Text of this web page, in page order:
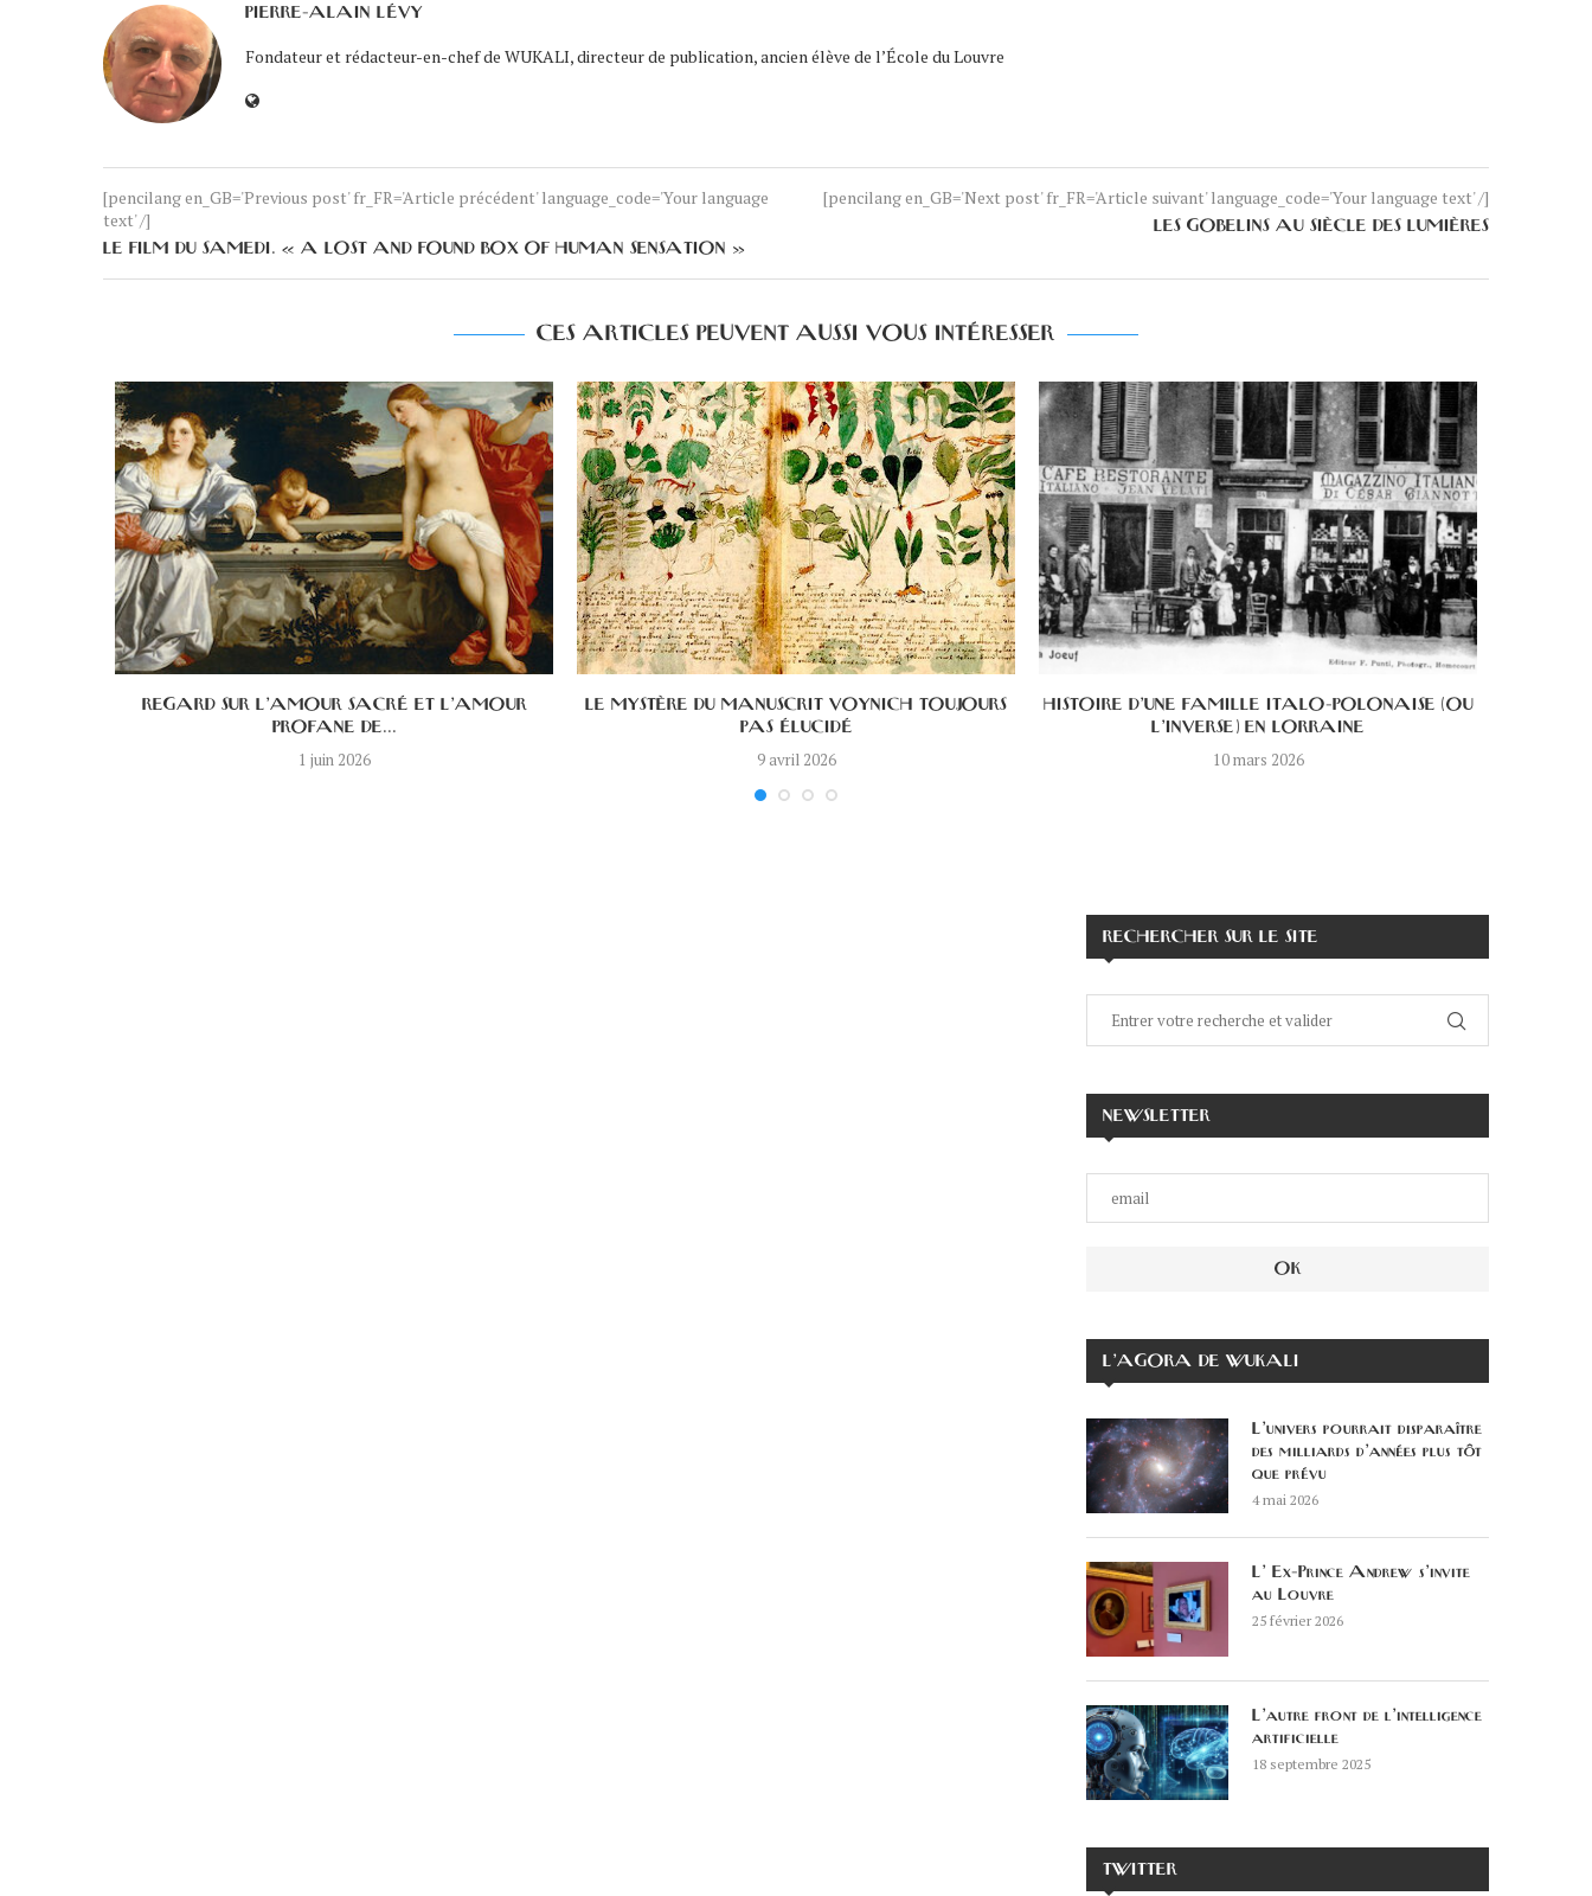
PIERRE-ALAIN LÉVY
Fondateur et rédacteur-en-chef de WUKALI, directeur de publication, ancien élève de l’École du Louvre
[pencilang en_GB='Previous post' fr_FR='Article précédent' language_code='Your language
text' /]
LE FILM DU SAMEDI. « A LOST AND FOUND BOX OF HUMAN SENSATION »
[pencilang en_GB='Next post' fr_FR='Article suivant' language_code='Your language text' /]
LES GOBELINS AU SIÈCLE DES LUMIÈRES
CES ARTICLES PEUVENT AUSSI VOUS INTÉRESSER
REGARD SUR L’AMOUR SACRÉ ET L’AMOUR
PROFANE DE...
1 juin 2026
LE MYSTÈRE DU MANUSCRIT VOYNICH TOUJOURS
PAS ÉLUCIDÉ
9 avril 2026
HISTOIRE D’UNE FAMILLE ITALO-POLONAISE (OU
L’INVERSE) EN LORRAINE
10 mars 2026
RECHERCHER SUR LE SITE
NEWSLETTER
L’AGORA DE WUKALI
L’univers pourrait disparaître
des milliards d’années plus tôt
que prévu
4 mai 2026
L’ Ex-Prince Andrew s’invite
au Louvre
25 février 2026
L’autre front de l’intelligence
artificielle
18 septembre 2025
TWITTER